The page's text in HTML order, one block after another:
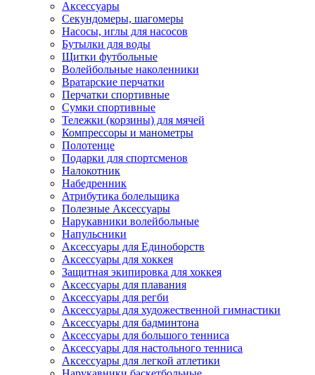
Аксессуары
Секундомеры, шагомеры
Насосы, иглы для насосов
Бутылки для воды
Щитки футбольные
Волейбольные наколенники
Вратарские перчатки
Перчатки спортивные
Сумки спортивные
Тележки (корзины) для мячей
Компрессоры и манометры
Полотенце
Подарки для спортсменов
Налокотник
Набедренник
Атрибутика болельщика
Полезные Аксессуары
Нарукавники волейбольные
Напульсники
Аксессуары для Единоборств
Аксессуары для хоккея
Защитная экипировка для хоккея
Аксессуары для плавания
Аксессуары для регби
Аксессуары для художественной гимнастики
Аксессуары для бадминтона
Аксессуары для большого тенниса
Аксессуары для настольного тенниса
Аксессуары для легкой атлетики